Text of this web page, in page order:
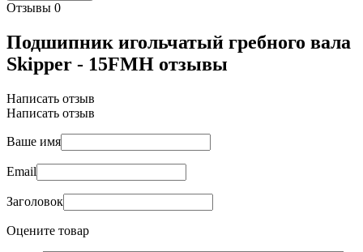
Отзывы 0
Подшипник игольчатый гребного вала
Skipper - 15FMH отзывы
Написать отзыв
Написать отзыв
Ваше имя
Email
Заголовок
Оцените товар